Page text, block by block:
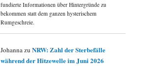
fundierte Informationen über Hintergründe zu
bekommen statt dem ganzen hysterischem
Rumgeschreie.
JohannazuNRW: Zahl der Sterbefälle
während der Hitzewelle im Juni 2026